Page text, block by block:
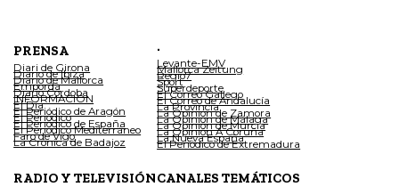
PRENSA
Diari de Girona
Diario de Ibiza
Diario de Mallorca
Empordà
Diario Córdoba
INFORMACIÓN
El Día
El Periódico de Aragón
El Periódico
El Periódico de España
El Periódico Mediterráneo
Faro de Vigo
La Crónica de Badajoz
.
Levante-EMV
Mallorca Zeitung
Regio7
Sport
Superdeporte
El Correo Gallego
El Correo de Andalucía
La Provincia
La Opinión de Zamora
La Opinión de Málaga
La Opinión de Murcia
La Opinión A Coruña
La Nueva España
El Periódico de Extremadura
RADIO Y TELEVISIÓNCANALES TEMÁTICOS